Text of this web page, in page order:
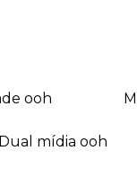
ooh
dual mídia ooh